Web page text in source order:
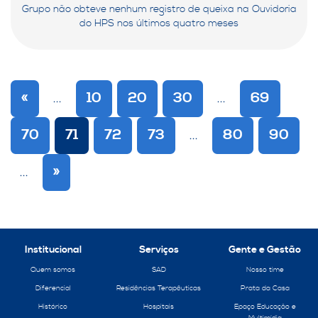
Grupo não obteve nenhum registro de queixa na Ouvidoria
do HPS nos últimos quatro meses
« ... 10 20 30 ... 69
70 71 72 73 ... 80 90
... »
Institucional
Quem somos
Diferencial
Histórico
Serviços
SAD
Residências Terapêuticas
Hospitais
Gente e Gestão
Nosso time
Prata da Casa
Epaço Educação e